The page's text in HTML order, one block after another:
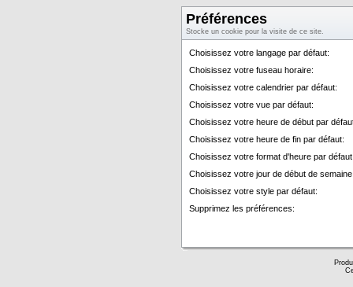
Préférences
Stocke un cookie pour la visite de ce site.
Choisissez votre langage par défaut:
Choisissez votre fuseau horaire:
Choisissez votre calendrier par défaut:
Choisissez votre vue par défaut:
Choisissez votre heure de début par
Choisissez votre heure de fin par défaut:
Choisissez votre format d'heure par
Choisissez votre jour de début de
Choisissez votre style par défaut:
Supprimez les préférences: